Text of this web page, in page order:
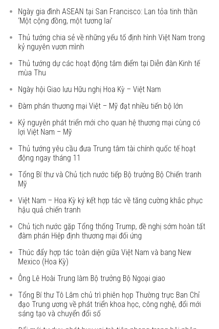
Ngày gia đình ASEAN tại San Francisco: Lan tỏa tinh thần
‘Một cộng đồng, một tương lai’
Thủ tướng chia sẻ về những yếu tố định hình Việt Nam trong
kỷ nguyên vươn mình
Thủ tướng dự các hoạt động tâm điểm tại Diễn đàn Kinh tế
mùa Thu
Ngày hội Giao lưu Hữu nghị Hoa Kỳ – Việt Nam
Đàm phán thương mại Việt – Mỹ đạt nhiều tiến bộ lớn
Kỷ nguyên phát triển mới cho quan hệ thương mại cùng có
lợi Việt Nam – Mỹ
Thủ tướng yêu cầu đưa Trung tâm tài chính quốc tế hoạt
động ngay tháng 11
Tổng Bí thư và Chủ tịch nước tiếp Bộ trưởng Bộ Chiến tranh
Mỹ
Việt Nam – Hoa Kỳ ký kết hợp tác về tăng cường khắc phục
hậu quả chiến tranh
Chủ tịch nước gặp Tổng thống Trump, đề nghị sớm hoàn tất
đàm phán Hiệp định thương mại đối ứng
Thúc đẩy hợp tác toàn diện giữa Việt Nam và bang New
Mexico (Hoa Kỳ)
Ông Lê Hoài Trung làm Bộ trưởng Bộ Ngoại giao
Tổng Bí thư Tô Lâm chủ trì phiên họp Thường trực Ban Chỉ
đạo Trung ương về phát triển khoa học, công nghệ, đổi mới
sáng tạo và chuyển đổi số